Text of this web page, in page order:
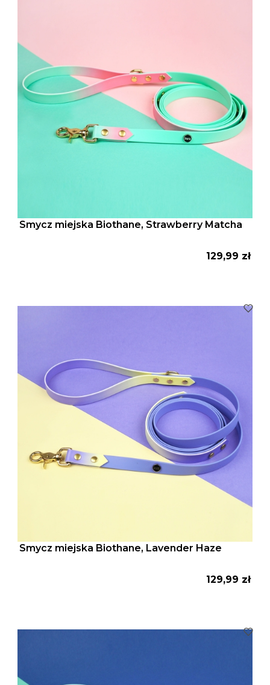
Smycz miejska Biothane, Strawberry Matcha
Cena
129,99 zł
Smycz miejska Biothane, Lavender Haze
Cena
129,99 zł